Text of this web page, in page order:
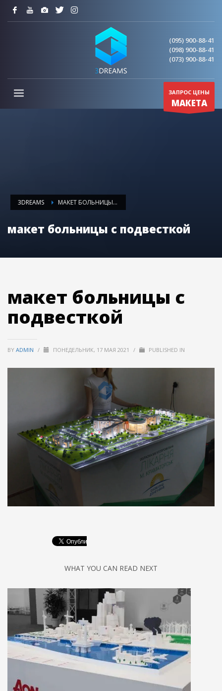
(095) 900-88-41
(098) 900-88-41
(073) 900-88-41
ЗАПРОС ЦЕНЫ
МАКЕТА
3DREAMS МАКЕТ БОЛЬНИЦЫ С ПОДВЕСТКОЙ
макет больницы с подвесткой
макет больницы с
подвесткой
BY ADMIN / ПОНЕДЕЛЬНИК, 17 МАЯ 2021 / PUBLISHED IN
WHAT YOU CAN READ NEXT